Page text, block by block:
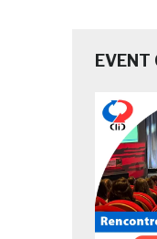
EVENT